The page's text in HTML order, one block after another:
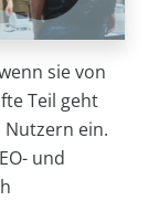
sie von
Teil geht
ein.
und